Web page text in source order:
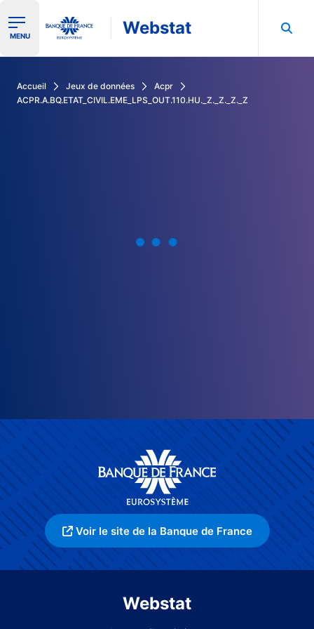
Ouvrir le menu de navigation
MENU Webstat
Accueil Jeux de données
Acpr
ACPR.A.BQ.ETAT_CIVIL.EME_LPS_OUT.110.HU._Z._Z._Z._Z
Voir le site de la Banque de France
Webstat